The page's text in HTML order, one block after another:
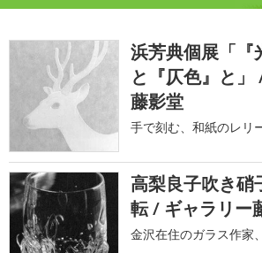
浜芳典個展「『
と『仄色』と」
藤影堂
手で刻む、和紙のレリ
高梨良子吹き硝
転 / ギャラリー
金沢在住のガラス作家